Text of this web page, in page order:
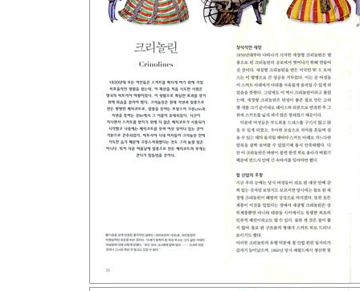
6. 파운데이션과 파우더
매혹적인 향기와 미녀들의 목욕 | 페인트와 패치,
7. 허리 아래 세상
잘록한 허리와 고래 뼈로 만든 코르셋 | 코드피스
해변에서 입는 옷 | 침실에서 입는 옷
8. 대형 가발에서 부풀린 머리까지
거대한 가발들 | 과장된 헤어스타일 | 염색과 헤어
보디 페인팅과 컬러링 | 문신 | 피어싱
10. 뼈를 깎는 노력